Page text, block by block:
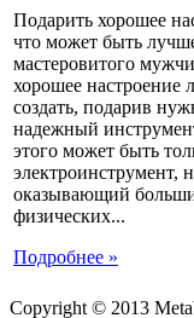
Подарить хорошее
что может быть
мастеровитого
хорошее настроение
создать, подарив
надежный
этого может быть
электроинструмент,
оказывающий
физических...
Подробнее »
Copyright © 2013